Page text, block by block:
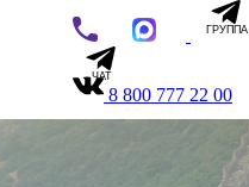
ГРУППА
ЧАТ
8 800 777 22 00